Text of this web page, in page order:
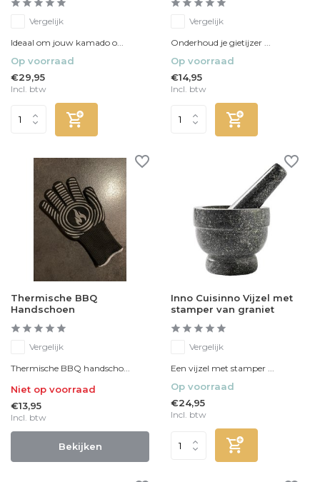
Vergelijk
Ideaal om jouw kamado o...
Op voorraad
€29,95
Incl. btw
Vergelijk
Onderhoud je gietijzer ...
Op voorraad
€14,95
Incl. btw
Thermische BBQ
Handschoen
Vergelijk
Thermische BBQ handscho...
Niet op voorraad
€13,95
Incl. btw
Bekijken
Inno Cuisinno Vijzel met
stamper van graniet
Vergelijk
Een vijzel met stamper ...
Op voorraad
€24,95
Incl. btw